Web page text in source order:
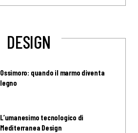
DESIGN
Ossimoro: quando il marmo diventa
legno
L’umanesimo tecnologico di
Mediterranea Design